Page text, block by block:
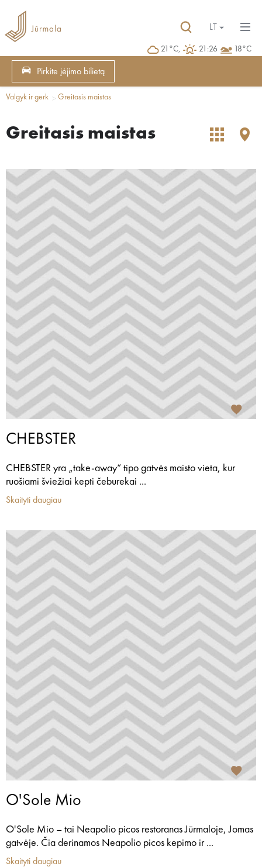
21°C, 21:26 18°C
LT
Pirkite įėjimo bilietą
Valgyk ir gerk Greitasis maistas
Greitasis maistas
CHEBSTER
CHEBSTER yra „take-away“ tipo gatvės maisto vieta, kur
ruošiami šviežiai kepti čeburekai ...
Skaityti daugiau
O'Sole Mio
O'Sole Mio – tai Neapolio picos restoranas Jūrmaloje, Jomas
gatvėje. Čia derinamos Neapolio picos kepimo ir ...
Skaityti daugiau